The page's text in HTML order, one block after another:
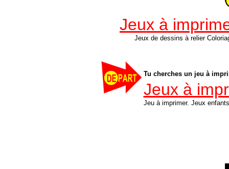
Jeux à
Jeux de dessins à relier
Tu cherches un jeu à
Jeux à
Jeu à imprimer. Jeux